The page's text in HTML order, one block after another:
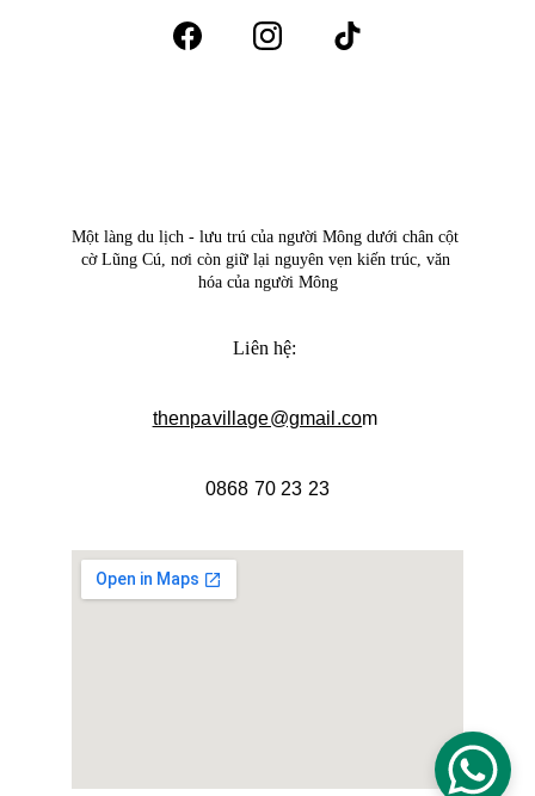
Một làng du lịch - lưu trú của người Mông dưới chân cột
cờ Lũng Cú, nơi còn giữ lại nguyên vẹn kiến trúc, văn
hóa của người Mông
Liên hệ:
thenpavillage@gmail.com
0868 70 23 23